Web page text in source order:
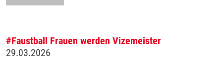
#Faustball Frauen werden Vizemeister
29.03.2026